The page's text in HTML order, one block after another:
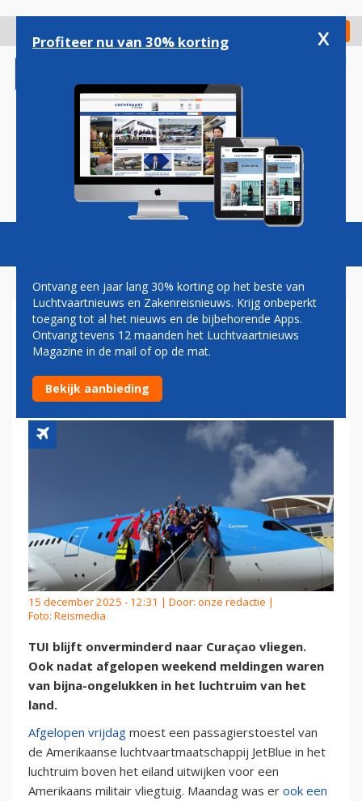
gaan
Check in
Magazine Podcasts Vacatures
TUI NIET VAN PLAN MINDER
TE GAAN VLIEGEN NAAR
CURAÇAO
15 december 2025 - 12:31 | Door: onze redactie |
Foto: Reismedia
TUI blijft onverminderd naar Curaçao vliegen.
Ook nadat afgelopen weekend meldingen waren
van bijna-ongelukken in het luchtruim van het
land.
Afgelopen vrijdag moest een passagierstoestel van
de Amerikaanse luchtvaartmaatschappij JetBlue in het
luchtruim boven het eiland uitwijken voor een
Amerikaans militair vliegtuig. Maandag was er ook een
Profiteer nu van 30% korting x
Ontvang een jaar lang 30% korting op het beste van
Luchtvaartnieuws en Zakenreisnieuws. Krijg onbeperkt
toegang tot al het nieuws en de bijbehorende Apps.
Ontvang tevens 12 maanden het Luchtvaartnieuws
Magazine in de mail of op de mat.
Bekijk aanbieding